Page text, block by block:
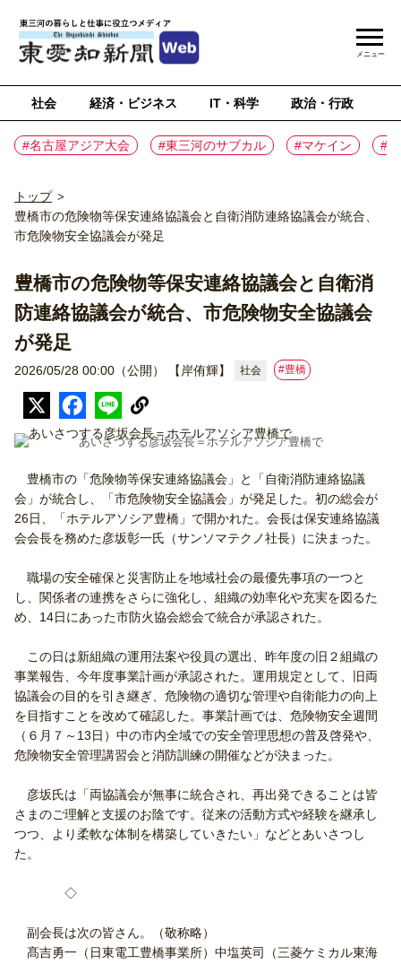
社会 経済・ビジネス IT・科学 政治・行政
#名古屋アジア大会 #東三河のサブカル #マケイン #
メニュー
トップ >
豊橋市の危険物等保安連絡協議会と自衛消防連絡協議会が統合、
市危険物安全協議会が発足
豊橋市の危険物等保安連絡協議会と自衛消
防連絡協議会が統合、市危険物安全協議会
が発足
2026/05/28 00:00（公開） 【岸侑輝】 社会 #豊橋
あいさつする彦坂会長＝ホテルアソシア豊橋で
豊橋市の「危険物等保安連絡協議会」と「自衛消防連絡協議
会」が統合し、「市危険物安全協議会」が発足した。初の総会が
26日、「ホテルアソシア豊橋」で開かれた。会長は保安連絡協議
会会長を務めた彦坂彰一氏（サンソマテクノ社長）に決まった。
職場の安全確保と災害防止を地域社会の最優先事項の一つと
し、関係者の連携をさらに強化し、組織の効率化や充実を図るた
め、14日にあった市防火協会総会で統合が承認された。
この日は新組織の運用法案や役員の選出、昨年度の旧２組織の
事業報告、今年度事業計画が承認された。運用規定として、旧両
協議会の目的を引き継ぎ、危険物の適切な管理や自衛能力の向上
を目指すことを改めて確認した。事業計画では、危険物安全週間
（６月７～13日）中の市内全域での安全管理思想の普及啓発や、
危険物安全管理講習会と消防訓練の開催などが決まった。
彦坂氏は「両協議会が無事に統合され、再出発できることは皆
さまのご理解と支援のお陰です。従来の活動方式や経験を継承し
つつ、より柔軟な体制を構築していきたい」などとあいさつし
た。
◇
副会長は次の皆さん。（敬称略）
髙吉勇一（日東電工豊橋事業所）中塩英司（三菱ケミカル東海